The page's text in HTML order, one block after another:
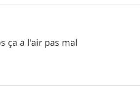
ça a l'air pas mal